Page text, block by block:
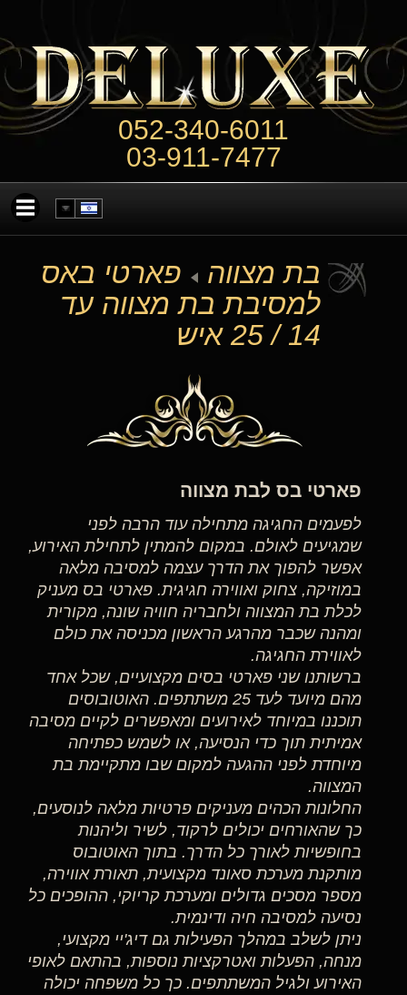
052-340-6011
03-911-7477
בת מצווה
פארטי באס
למסיבת בת מצווה עד
14 / 25 איש
פארטי בס לבת מצווה
לפעמים החגיגה מתחילה עוד הרבה לפני
שמגיעים לאולם. במקום להמתין לתחילת האירוע,
אפשר להפוך את הדרך עצמה למסיבה מלאה
במוזיקה, צחוק ואווירה חגיגית. פארטי בס מעניק
לכלת בת המצווה ולחבריה חוויה שונה, מקורית
ומהנה שכבר מהרגע הראשון מכניסה את כולם
לאווירת החגיגה.
ברשותנו שני פארטי בסים מקצועיים, שכל אחד
מהם מיועד לעד 25 משתתפים. האוטובוסים
תוכננו במיוחד לאירועים ומאפשרים לקיים מסיבה
אמיתית תוך כדי הנסיעה, או לשמש כפתיחה
מיוחדת לפני ההגעה למקום שבו מתקיימת בת
המצווה.
החלונות הכהים מעניקים פרטיות מלאה לנוסעים,
כך שהאורחים יכולים לרקוד, לשיר וליהנות
בחופשיות לאורך כל הדרך. בתוך האוטובוס
מותקנת מערכת סאונד מקצועית, תאורת אווירה,
מספר מסכים גדולים ומערכת קריוקי, ההופכים כל
נסיעה למסיבה חיה ודינמית.
ניתן לשלב במהלך הפעילות גם דיג'יי מקצועי,
מנחה, הפעלות ואטרקציות נוספות, בהתאם לאופי
האירוע ולגיל המשתתפים. כך כל משפחה יכולה